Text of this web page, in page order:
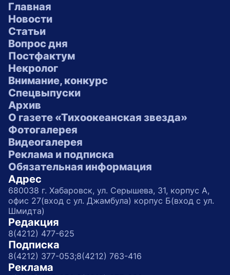
Главная
Новости
Статьи
Вопрос дня
Постфактум
Некролог
Внимание, конкурс
Спецвыпуски
Архив
О газете «Тихоокеанская звезда»
Фотогалерея
Видеогалерея
Реклама и подписка
Обязательная информация
Адрес
680038 г. Хабаровск, ул. Серышева, 31, корпус А,
офис 27(вход с ул. Джамбула) корпус Б(вход с ул.
Шмидта)
Редакция
8(4212) 477-625
Подписка
8(4212) 377-053;8(4212) 763-416
Реклама